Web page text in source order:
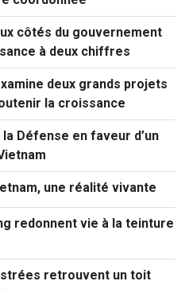
côtés du gouvernement
à deux chiffres
deux grands projets
la croissance
Défense en faveur d’un
une réalité vivante
redonnent vie à la teinture
retrouvent un toit